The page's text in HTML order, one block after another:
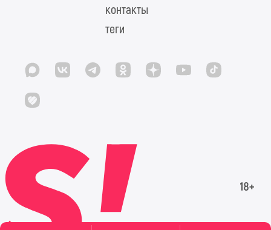
контакты
теги